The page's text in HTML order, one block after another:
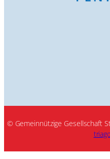
© Gemeinnützige Gesellschaft